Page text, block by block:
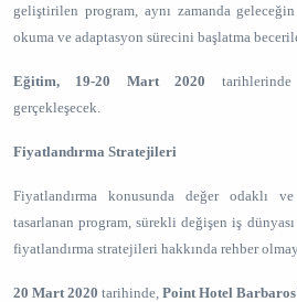
geliştirilen program, aynı zamanda
okuma ve adaptasyon sürecini başlatma
Eğitim, 19-20 Mart 2020
gerçekleşecek.
Fiyatlandırma Stratejileri
Fiyatlandırma konusunda değer odaklı
tasarlanan program, sürekli değişen iş
fiyatlandırma stratejileri hakkında rehber
20 Mart 2020 tarihinde, Point Hotel Barbaros